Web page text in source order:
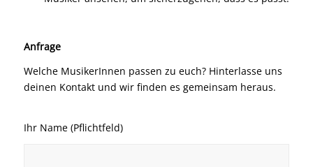
Anfrage
Welche MusikerInnen passen zu euch? Hinterlasse uns
deinen Kontakt und wir finden es gemeinsam heraus.
Ihr Name (Pflichtfeld)